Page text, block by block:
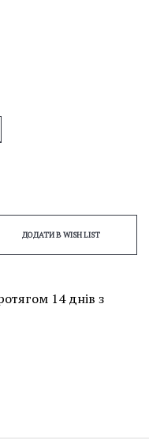
ДОДАТИ В WISH LIST
14 днів з